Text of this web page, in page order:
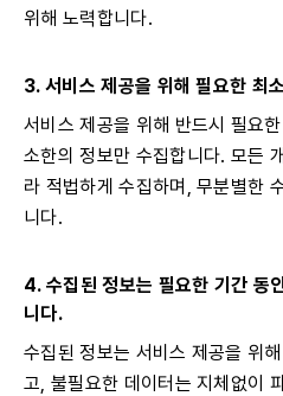
위해 노력합니다.
3. 서비스 제공을 위해 필요한 최
서비스 제공을 위해 반드시 필요
소한의 정보만 수집합니다. 모든
라 적법하게 수집하며, 무분별한
니다.
4. 수집된 정보는 필요한 기간 동
니다.
수집된 정보는 서비스 제공을 위
고, 불필요한 데이터는 지체없이